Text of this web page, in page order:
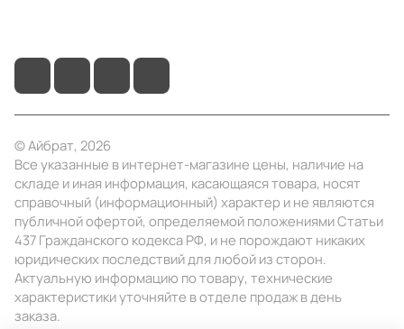
© Айбрат, 2026
Все указанные в интернет-магазине цены, наличие на
складе и иная информация, касающаяся товара, носят
справочный (информационный) характер и не являются
публичной офертой, определяемой положениями Статьи
437 Гражданского кодекса РФ, и не порождают никаких
юридических последствий для любой из сторон.
Актуальную информацию по товару, технические
характеристики уточняйте в отделе продаж в день
заказа.